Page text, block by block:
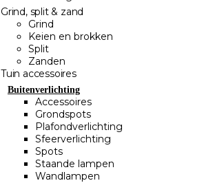
Grind, split & zand
Grind
Keien en brokken
Split
Zanden
Tuin accessoires
Buitenverlichting
Accessoires
Grondspots
Plafondverlichting
Sfeerverlichting
Spots
Staande lampen
Wandlampen